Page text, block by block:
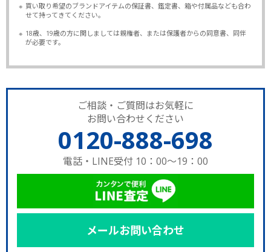
※ 買い取り希望のブランドアイテムの保証書、鑑定書、箱や付属品なども合わ
せて持ってきてください。
※ 18歳、19歳の方に関しましては親権者、または保護者からの同意書、同伴
が必要です。
ご相談・ご質問はお気軽に
お問い合わせください
0120-888-698
電話・LINE受付 10：00～19：00
メールお問い合わせ